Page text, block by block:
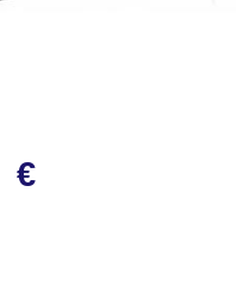
€